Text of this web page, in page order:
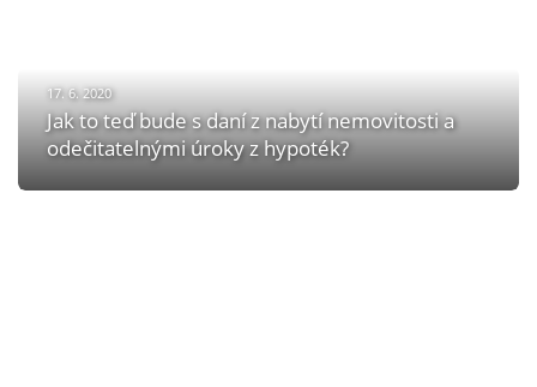
17. 6. 2020
Jak to teď bude s daní z nabytí nemovitosti a
odečitatelnými úroky z hypoték?